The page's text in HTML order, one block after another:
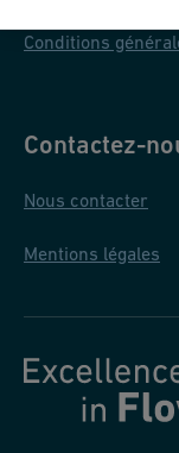
Conditions
Contactez-
Nous contacter
Mentions légales